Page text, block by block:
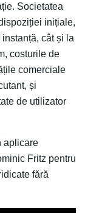
Societatea
inițiale,
cât și la
costurile de
comerciale
și
de utilizator
aplicare
Fritz pentru
fără